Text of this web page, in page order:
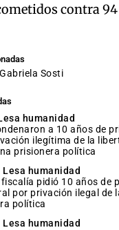
contra
Sosti
humanidad
a 10 años de
ilegítima de la
prisionera política
Lesa humanidad
pidió 10 años de
por privación ilegal de
política
Lesa humanidad